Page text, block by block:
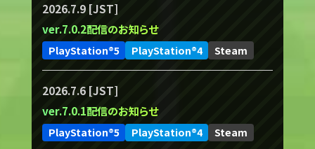
2026.7.9 [JST]
ver.7.0.2配信のお知らせ
PlayStation®5 PlayStation®4 Steam
2026.7.6 [JST]
ver.7.0.1配信のお知らせ
PlayStation®5 PlayStation®4 Steam